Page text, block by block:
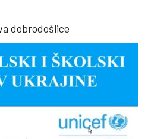
dobrodošlice